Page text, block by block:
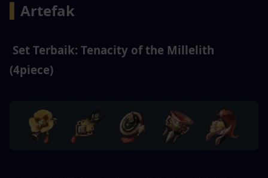
Artefak
Set Terbaik: Tenacity of the Millelith
(4piece)